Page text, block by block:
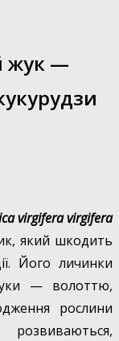
жук —
virgifera virgifera
який шкодить
Його личинки
— волоттю,
рослини